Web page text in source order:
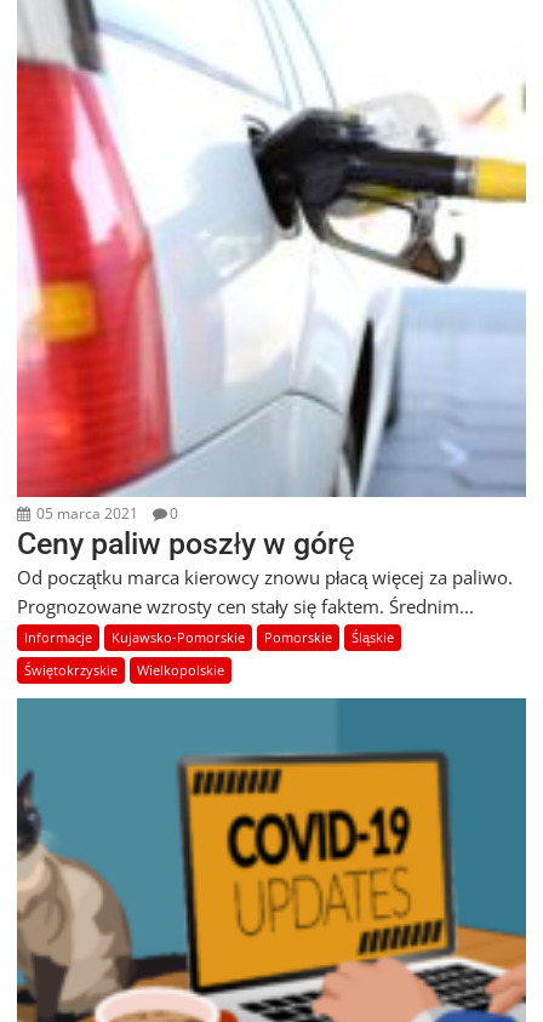
05 marca 2021 0
Ceny paliw poszły w górę
Od początku marca kierowcy znowu płacą więcej za paliwo.
Prognozowane wzrosty cen stały się faktem. Średnim...
Informacje Kujawsko-Pomorskie Pomorskie
Śląskie
Świętokrzyskie
Wielkopolskie